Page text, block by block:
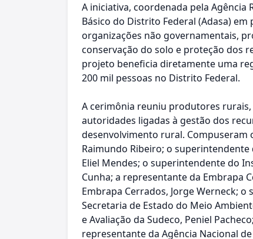
A iniciativa, coordenada pela Agência
Básico do Distrito Federal (Adasa)
organizações não governamentais,
conservação do solo e proteção dos
projeto beneficia diretamente uma
200 mil pessoas no Distrito Federal.
A cerimônia reuniu produtores
autoridades ligadas à gestão dos
desenvolvimento rural. Compuseram
Raimundo Ribeiro; o superintendente
Eliel Mendes; o superintendente do
Cunha; a representante da Embrapa
Embrapa Cerrados, Jorge Werneck;
Secretaria de Estado do Meio
e Avaliação da Sudeco, Peniel
representante da Agência Nacional